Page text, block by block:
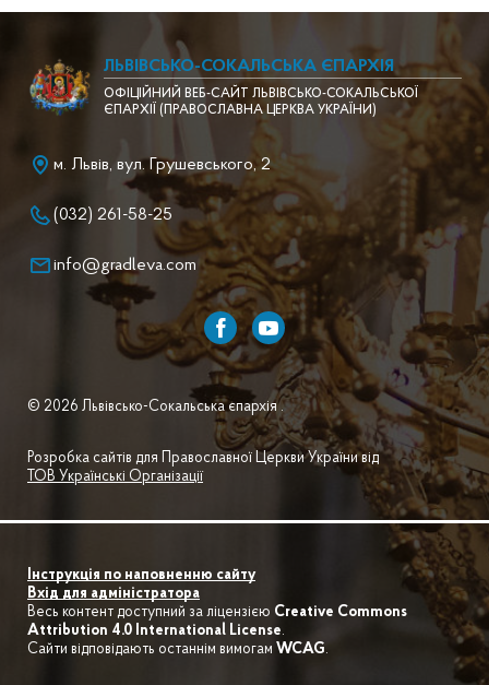
ЛЬВІВСЬКО-СОКАЛЬСЬКА ЄПАРХІЯ
ОФІЦІЙНИЙ ВЕБ-САЙТ ЛЬВІВСЬКО-СОКАЛЬСЬКОЇ
ЄПАРХІЇ (ПРАВОСЛАВНА ЦЕРКВА УКРАЇНИ)
м. Львів, вул. Грушевського, 2
(032) 261-58-25
info@gradleva.com
© 2026 Львівсько-Сокальська єпархія .
Розробка сайтів для Православної Церкви України від
ТОВ Українські Організації
Інструкція по наповненню сайту
Вхід для адміністратора
Весь контент доступний за ліцензією Creative Commons
Attribution 4.0 International License.
Сайти відповідають останнім вимогам WCAG.